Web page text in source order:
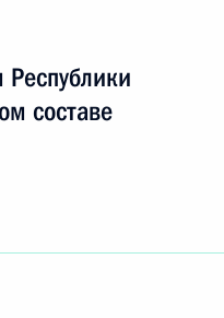
составе